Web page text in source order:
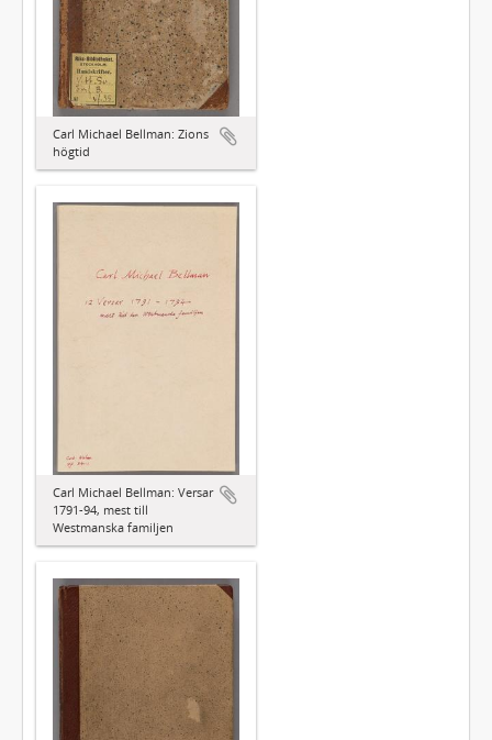
Carl Michael Bellman: Zions
högtid
Carl Michael Bellman: Versar
1791-94, mest till
Westmanska familjen